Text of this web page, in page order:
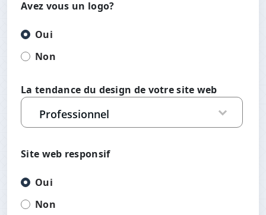
Avez vous un logo?
Oui
Non
La tendance du design de votre site web
Site web responsif
Oui
Non